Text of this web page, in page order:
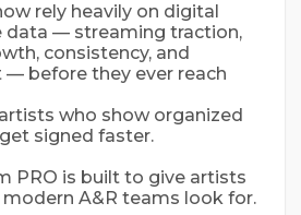
rely heavily on digital
data — streaming traction,
consistency, and
before they ever reach
who show organized
signed faster.
PRO is built to give artists
A&R teams look for.